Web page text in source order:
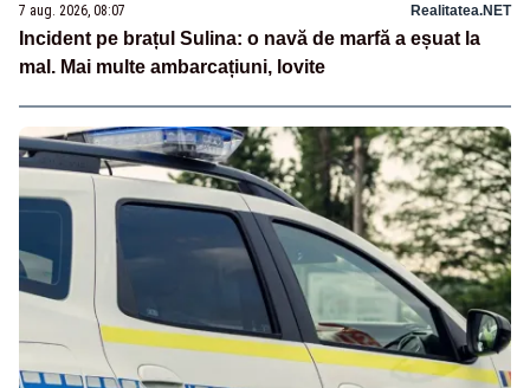
7 aug. 2026, 08:07 Realitatea.NET
Incident pe brațul Sulina: o navă de marfă a eșuat la
mal. Mai multe ambarcațiuni, lovite